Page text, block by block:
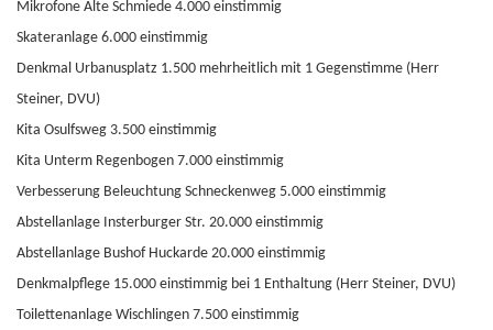
Mikrofone Alte Schmiede 4.000 einstimmig
Skateranlage 6.000 einstimmig
Denkmal Urbanusplatz 1.500 mehrheitlich mit 1 Gegenstimme (Herr
Steiner, DVU)
Kita Osulfsweg 3.500 einstimmig
Kita Unterm Regenbogen 7.000 einstimmig
Verbesserung Beleuchtung Schneckenweg 5.000 einstimmig
Abstellanlage Insterburger Str. 20.000 einstimmig
Abstellanlage Bushof Huckarde 20.000 einstimmig
Denkmalpflege 15.000 einstimmig bei 1 Enthaltung (Herr Steiner, DVU)
Toilettenanlage Wischlingen 7.500 einstimmig